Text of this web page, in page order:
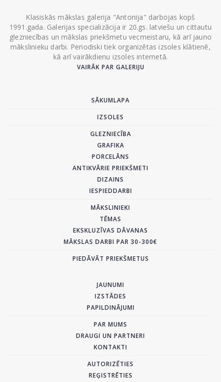
Klasiskās mākslas galerija "Antonija" darbojas kopš
1991.gada. Galerijas specializācija ir 20.gs. latviešu un cittautu
glezniecības un mākslas priekšmetu vecmeistaru, kā arī jauno
mākslinieku darbi. Periodiski tiek organizētas izsoles klātienē,
kā arī vairākdienu izsoles internetā.
VAIRĀK PAR GALERIJU
SĀKUMLAPA
IZSOLES
GLEZNIECĪBA
GRAFIKA
PORCELĀNS
ANTIKVĀRIE PRIEKŠMETI
DIZAINS
IESPIEDDARBI
MĀKSLINIEKI
TĒMAS
EKSKLUZĪVAS DĀVANAS
MĀKSLAS DARBI PAR 30-300€
PIEDĀVĀT PRIEKŠMETUS
JAUNUMI
IZSTĀDES
PAPILDINĀJUMI
PAR MUMS
DRAUGI UN PARTNERI
KONTAKTI
AUTORIZĒTIES
REĢISTRĒTIES